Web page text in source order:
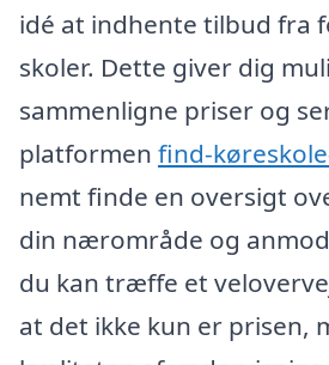
idé at indhente tilbud fra
skoler. Dette giver dig
sammenligne priser og
platformen find-
nemt finde en oversigt
din nærområde og
du kan træffe et
at det ikke kun er prisen,